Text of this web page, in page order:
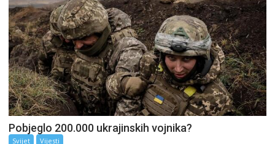
Pobjeglo 200.000 ukrajinskih vojnika?
Svijet Vijesti